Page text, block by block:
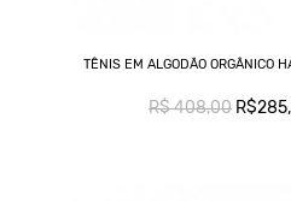
TÊNIS EM ALGODÃO ORGÂNICO
R$ 408,00